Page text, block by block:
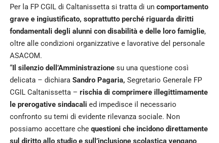
Per la FP CGIL di Caltanissetta si tratta di un comportamento
grave e ingiustificato, soprattutto perché riguarda diritti
fondamentali degli alunni con disabilità e delle loro famiglie,
oltre alle condizioni organizzative e lavorative del personale
ASACOM.
“ Il silenzio dell’Amministrazione su una questione così
delicata – dichiara Sandro Pagaria, Segretario Generale FP
CGIL Caltanissetta – rischia di comprimere illegittimamente
le prerogative sindacali ed impedisce il necessario
confronto su temi di evidente rilevanza sociale. Non
possiamo accettare che questioni che incidono direttamente